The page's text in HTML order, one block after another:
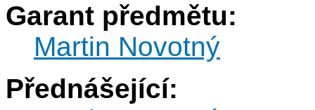
Garant předmětu:
Martin Novotný
Přednášející: